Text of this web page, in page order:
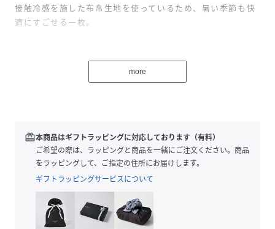
接触冷感を施した布帛生地を使っているため、暑い季節も快
適にすごせる一枚。
接触冷感を施した布帛生地。
さらっとした肌離れの良い涼やかな素材です。
ウエストの程よいギャザーでスッキリ見える一枚です。
【ikkaポイント】
・涼しげなスカート見えですが、動きやすいパンツなのでア
クティブなシーンでも活躍します。
・リネンライクな素材なので１枚でカジュアルで夏らしい雰
囲気がでます。
more
redeem本商品はギフトラッピングに対応しております（有料）
ご希望の際は、ラッピングと商品を一緒にご注文ください。商品
をラッピングして、ご指定の住所にお届けします。
ギフトラッピングサービスについて